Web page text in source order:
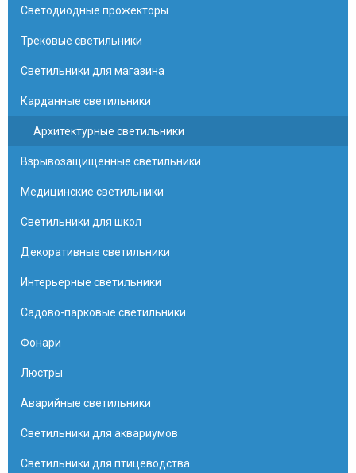
Светодиодные прожекторы
Трековые светильники
Светильники для магазина
Карданные светильники
Архитектурные светильники
Взрывозащищенные светильники
Медицинские светильники
Светильники для школ
Декоративные светильники
Интерьерные светильники
Садово-парковые светильники
Фонари
Люстры
Аварийные светильники
Светильники для аквариумов
Светильники для птицеводства